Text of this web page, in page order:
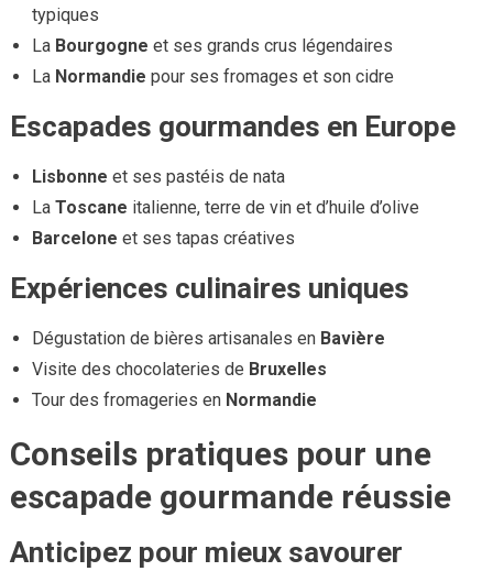
typiques
La Bourgogne et ses grands crus légendaires
La Normandie pour ses fromages et son cidre
Escapades gourmandes en Europe
Lisbonne et ses pastéis de nata
La Toscane italienne, terre de vin et d’huile d’olive
Barcelone et ses tapas créatives
Expériences culinaires uniques
Dégustation de bières artisanales en Bavière
Visite des chocolateries de Bruxelles
Tour des fromageries en Normandie
Conseils pratiques pour une
escapade gourmande réussie
Anticipez pour mieux savourer